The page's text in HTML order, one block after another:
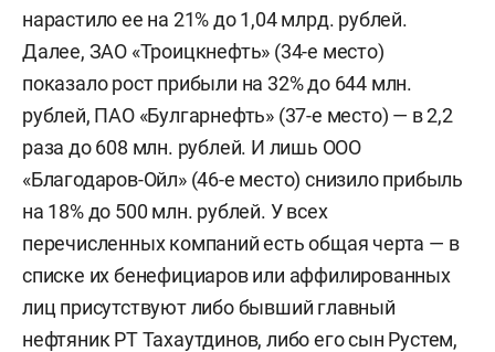
нарастило ее на 21% до 1,04 млрд. рублей.
Далее, ЗАО «Троицкнефть» (34-е место)
показало рост прибыли на 32% до 644 млн.
рублей, ПАО «Булгарнефть» (37-е место) — в 2,2
раза до 608 млн. рублей. И лишь ООО
«Благодаров-Ойл» (46-е место) снизило прибыль
на 18% до 500 млн. рублей. У всех
перечисленных компаний есть общая черта — в
списке их бенефициаров или аффилированных
лиц присутствуют либо бывший главный
нефтяник РТ Тахаутдинов, либо его сын Рустем,